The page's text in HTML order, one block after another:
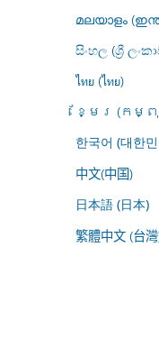
മലയാളം
සිංහල (ශ්‍රී
ไทย (ไทย)
ខ្មែរ (កម្ពុ
한국어 (대한
中文(中国)
日本語 (日本)
繁體中文 (台